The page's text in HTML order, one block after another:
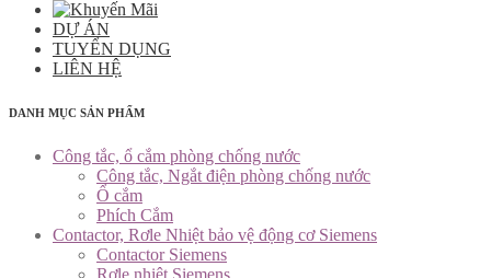
DỰ ÁN
TUYỂN DỤNG
LIÊN HỆ
DANH MỤC SẢN PHẨM
Công tắc, ổ cắm phòng chống nước
Công tắc, Ngắt điện phòng chống nước
Ổ cắm
Phích Cắm
Contactor, Rơle Nhiệt bảo vệ động cơ Siemens
Contactor Siemens
Rơle nhiệt Siemens